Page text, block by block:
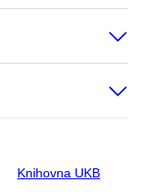
Knihovna UKB